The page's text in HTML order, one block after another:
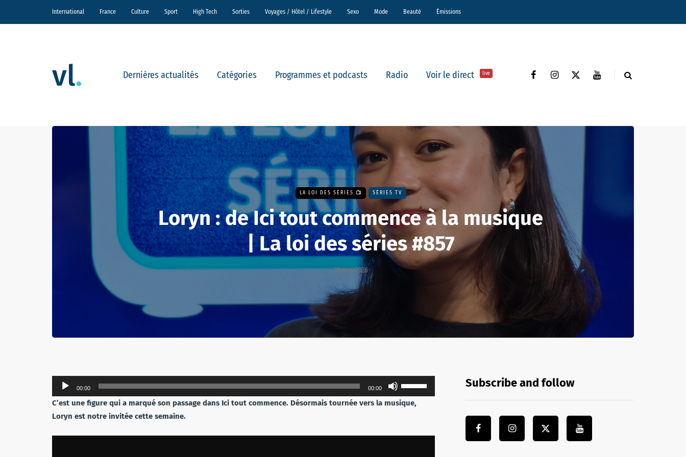
International France Culture Sport High Tech Sorties Voyages / Hôtel / Lifestyle Sexo Mode Beauté Émissions
Dernières actualités Catégories Programmes et podcasts Radio Voir le direct live
LA LOI DES SÉRIES 📺 SÉRIES TV
Loryn : de Ici tout commence à la musique
| La loi des séries #857
29 mai 2026
Lecteur
audio
00:00 00:00
les
flèches
pour
C’est une figure qui a marqué son passage dans Ici tout commence. Désormais tournée vers la musique,
Loryn est notre invitée cette semaine.
Subscribe and follow